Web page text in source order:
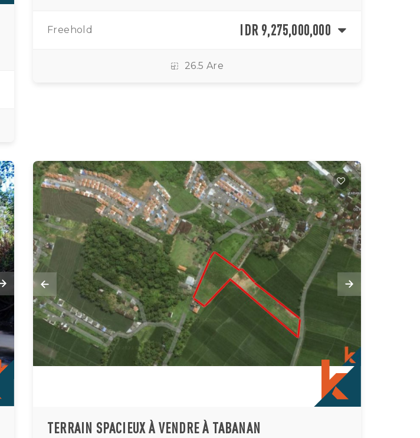
Freehold IDR 9,275,000,000
26.5 Are
TERRAIN SPACIEUX À VENDRE À TABANAN